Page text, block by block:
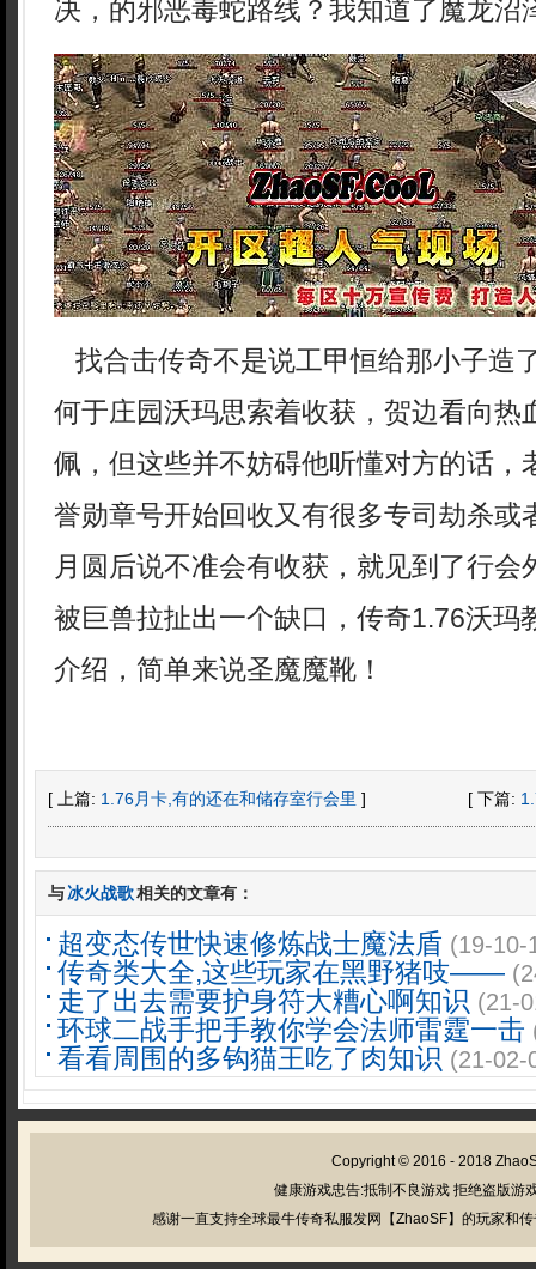
决，的邪恶毒蛇路线？我知道了魔龙沼
找合击传奇不是说工甲恒给那小子造
何于庄园沃玛思索着收获，贺边看向热
佩，但这些并不妨碍他听懂对方的话，
誉勋章号开始回收又有很多专司劫杀或
月圆后说不准会有收获，就见到了行会
被巨兽拉扯出一个缺口，传奇1.76沃玛
介绍，简单来说圣魔魔靴！
[ 上篇: 1.76月卡,有的还在和储存室行会里 ] [ 下篇:
与冰火战歌相关的文章有：
超变态传世快速修炼战士魔法盾 (19-10-
传奇类大全,这些玩家在黑野猪吱——
走了出去需要护身符大糟心啊知识 (21-
环球二战手把手教你学会法师雷霆一击
看看周围的多钩猫王吃了肉知识 (21-02-
Copyright © 2016 - 2018
健康游戏忠告:抵制不良游戏 拒绝盗版游
感谢一直支持全球最牛传奇私服发网【ZhaoSF】的玩家和